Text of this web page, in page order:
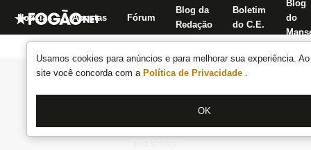
Usamos cookies para anúncios e para melhorar sua experiência.
site você concorda com a Política de Privacidade .
OK
Notícias Apostas Fórum
Blog da
Redação
Boletim
do C.E.
Blog
do